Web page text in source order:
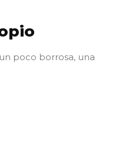
poco borrosa, una